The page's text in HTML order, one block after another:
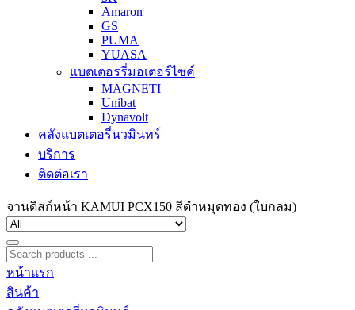
Amaron
GS
PUMA
YUASA
แบตเตอรรี่มอเตอร์ไซค์
MAGNETI
Unibat
Dynavolt
คลังแบตเตอรี่นวมินทร์
บริการ
ติดต่อเรา
จานดิสก์หน้า KAMUI PCX150 สีดำหมุดทอง (ใบกลม)
หน้าแรก
สินค้า